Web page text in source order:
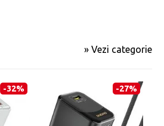
» Vezi categorie
-32% -27%